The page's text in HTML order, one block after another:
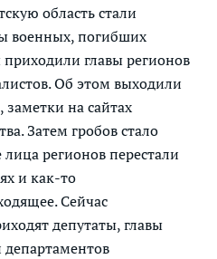
область стали
военных, погибших
главы регионов
Об этом выходили
на сайтах
Затем гробов стало
регионов перестали
и как-то
Сейчас
депутаты, главы
департаментов